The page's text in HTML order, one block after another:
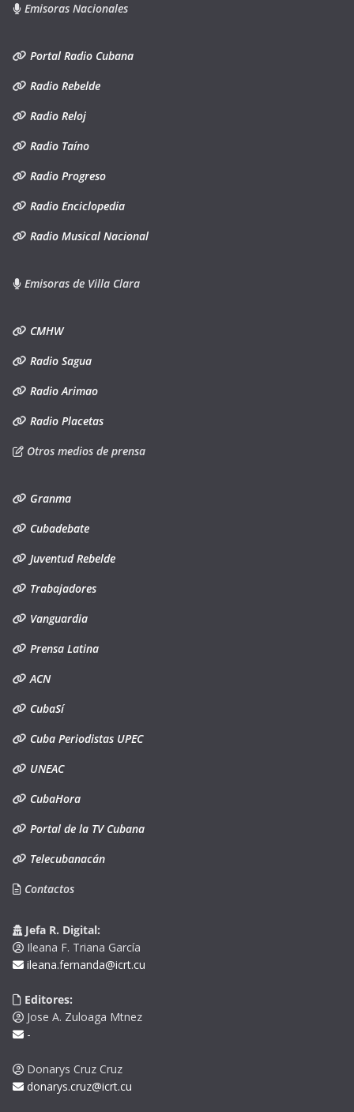
Emisoras Nacionales
Portal Radio Cubana
Radio Rebelde
Radio Reloj
Radio Taíno
Radio Progreso
Radio Enciclopedia
Radio Musical Nacional
Emisoras de Villa Clara
CMHW
Radio Sagua
Radio Arimao
Radio Placetas
Otros medios de prensa
Granma
Cubadebate
Juventud Rebelde
Trabajadores
Vanguardia
Prensa Latina
ACN
CubaSí
Cuba Periodistas UPEC
UNEAC
CubaHora
Portal de la TV Cubana
Telecubanacán
Contactos
Jefa R. Digital:
Ileana F. Triana García
ileana.fernanda@icrt.cu
Editores:
Jose A. Zuloaga Mtnez
-
Donarys Cruz Cruz
donarys.cruz@icrt.cu